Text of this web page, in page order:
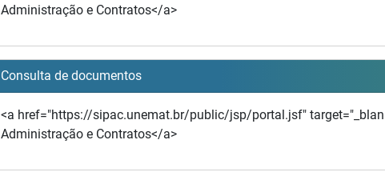
Administração e Contratos</a>
Consulta de documentos
<a href="https://sipac.unemat.br/public/jsp/portal.jsf"
Administração e Contratos</a>